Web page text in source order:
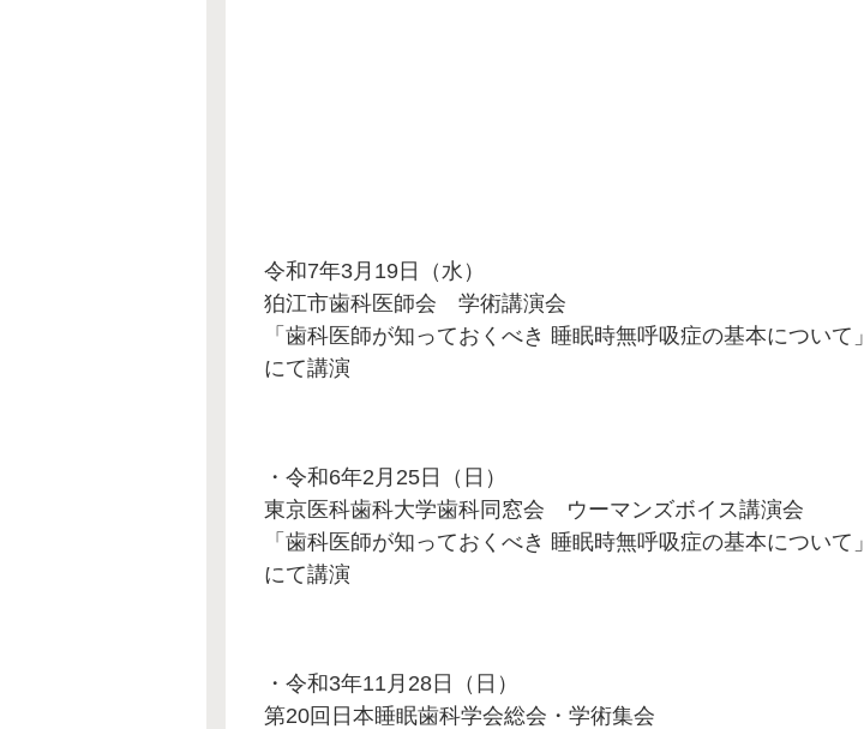
令和7年3月19日（水）
狛江市歯科医師会 学術講演会
「歯科医師が知っておくべき 睡眠時無呼吸症の基本について」
にて講演
・令和6年2月25日（日）
東京医科歯科大学歯科同窓会 ウーマンズボイス講演会
「歯科医師が知っておくべき 睡眠時無呼吸症の基本について」
にて講演
・令和3年11月28日（日）
第20回日本睡眠歯科学会総会・学術集会